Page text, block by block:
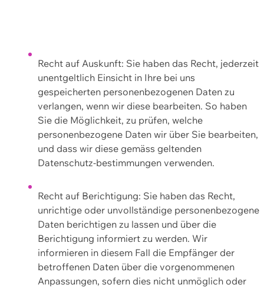
Recht auf Auskunft: Sie haben das Recht, jederzeit
unentgeltlich Einsicht in Ihre bei uns
gespeicherten personenbezogenen Daten zu
verlangen, wenn wir diese bearbeiten. So haben
Sie die Möglichkeit, zu prüfen, welche
personenbezogene Daten wir über Sie bearbeiten,
und dass wir diese gemäss geltenden
Datenschutz-bestimmungen verwenden.
Recht auf Berichtigung: Sie haben das Recht,
unrichtige oder unvollständige personenbezogene
Daten berichtigen zu lassen und über die
Berichtigung informiert zu werden. Wir
informieren in diesem Fall die Empfänger der
betroffenen Daten über die vorgenommenen
Anpassungen, sofern dies nicht unmöglich oder